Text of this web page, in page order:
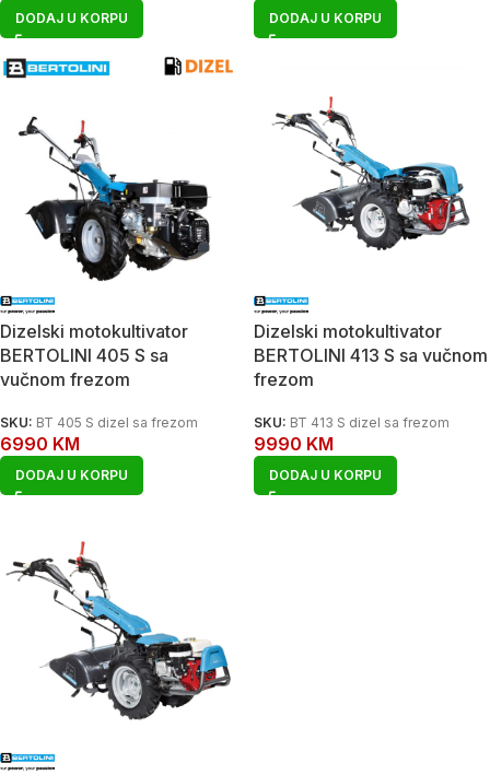
DODAJ U KORPU DODAJ U KORPU
Dizelski motokultivator
BERTOLINI 405 S sa
vučnom frezom
SKU: BT 405 S dizel sa frezom
6990 KM
DODAJ U KORPU
Dizelski motokultivator
BERTOLINI 413 S sa vučnom
frezom
SKU: BT 413 S dizel sa frezom
9990 KM
DODAJ U KORPU